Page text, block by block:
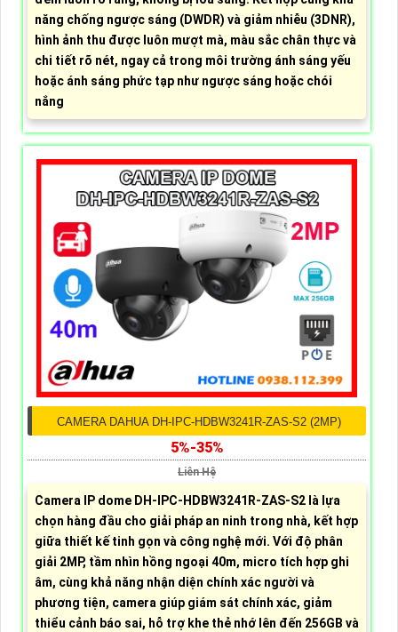
năng chống ngược sáng (DWDR) và giảm nhiễu (3DNR),
hình ảnh thu được luôn mượt mà, màu sắc chân thực và
chi tiết rõ nét, ngay cả trong môi trường ánh sáng yếu
hoặc ánh sáng phức tạp như ngược sáng hoặc chói
nắng
CAMERA DAHUA DH-IPC-HDBW3241R-ZAS-S2 (2MP)
5%-35%
Liên Hệ
Camera IP dome DH-IPC-HDBW3241R-ZAS-S2 là lựa
chọn hàng đầu cho giải pháp an ninh trong nhà, kết hợp
giữa thiết kế tinh gọn và công nghệ mới. Với độ phân
giải 2MP, tầm nhìn hồng ngoại 40m, micro tích hợp ghi
âm, cùng khả năng nhận diện chính xác người và
phương tiện, camera giúp giám sát chính xác, giảm
thiểu cảnh báo sai, hỗ trợ khe thẻ nhớ lên đến 256GB và